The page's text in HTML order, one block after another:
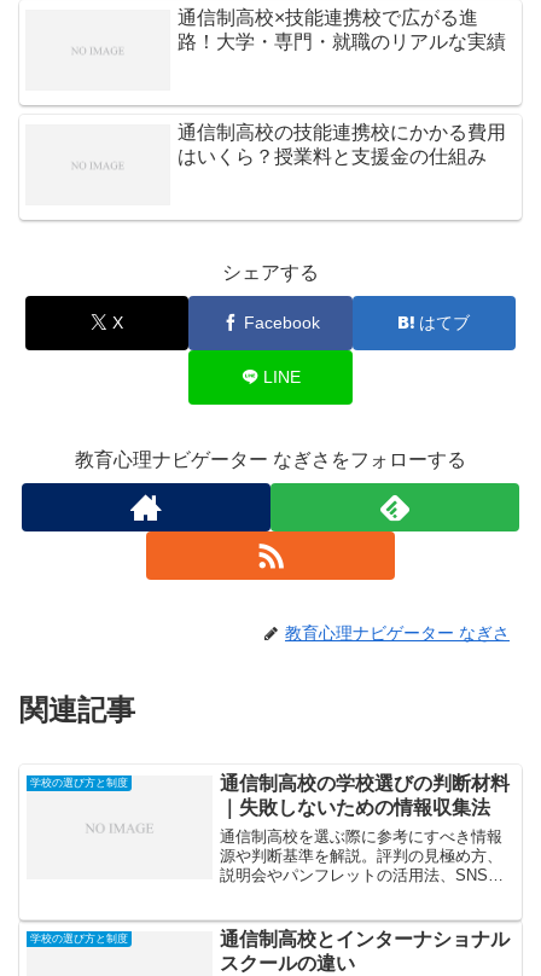
通信制高校×技能連携校で広がる進
路！大学・専門・就職のリアルな実績
通信制高校の技能連携校にかかる費用
はいくら？授業料と支援金の仕組み
シェアする
X Facebook はてブ
LINE
教育心理ナビゲーター なぎさをフォローする
教育心理ナビゲーター なぎさ
関連記事
学校の選び方と制度
通信制高校の学校選びの判断材料
｜失敗しないための情報収集法
通信制高校を選ぶ際に参考にすべき情報
源や判断基準を解説。評判の見極め方、
説明会やパンフレットの活用法、SNSの
学校の選び方と制度
通信制高校とインターナショナル
スクールの違い